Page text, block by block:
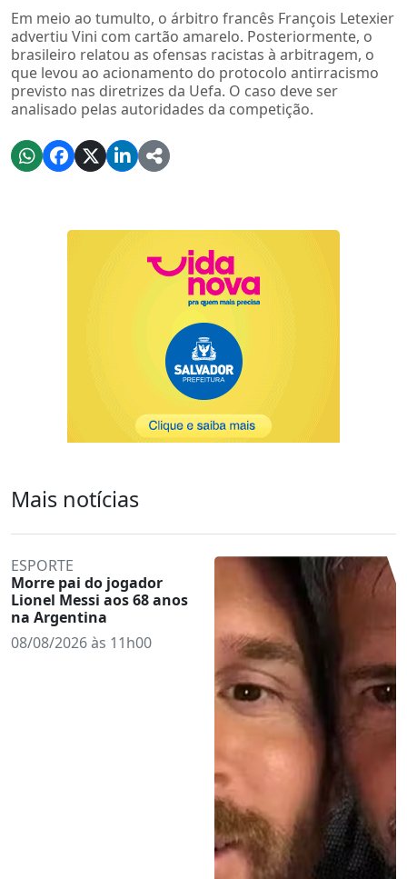
Em meio ao tumulto, o árbitro francês François Letexier
advertiu Vini com cartão amarelo. Posteriormente, o
brasileiro relatou as ofensas racistas à arbitragem, o
que levou ao acionamento do protocolo antirracismo
previsto nas diretrizes da Uefa. O caso deve ser
analisado pelas autoridades da competição.
Mais notícias
ESPORTE
Morre pai do jogador
Lionel Messi aos 68 anos
na Argentina
08/08/2026 às 11h00